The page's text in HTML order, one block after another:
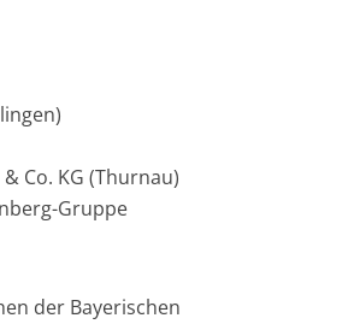
Co. KG (Thurnau)
Gruppe
der Bayerischen